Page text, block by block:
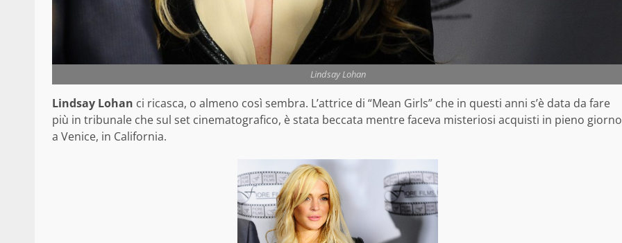
Lindsay Lohan
Lindsay Lohan ci ricasca, o almeno così sembra. L’attrice di “Mean Girls” che in questi anni s’è data da fare
più in tribunale che sul set cinematografico, è stata beccata mentre faceva misteriosi acquisti in pieno giorno
a Venice, in California.